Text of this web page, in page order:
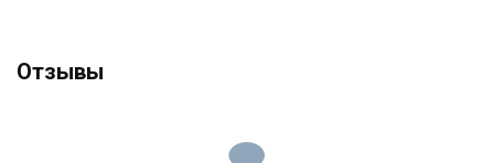
Отзывы